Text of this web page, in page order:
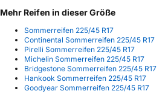
Mehr Reifen in dieser Größe
Sommerreifen 225/45 R17
Continental Sommerreifen 225/45 R17
Pirelli Sommerreifen 225/45 R17
Michelin Sommerreifen 225/45 R17
Bridgestone Sommerreifen 225/45 R17
Hankook Sommerreifen 225/45 R17
Goodyear Sommerreifen 225/45 R17